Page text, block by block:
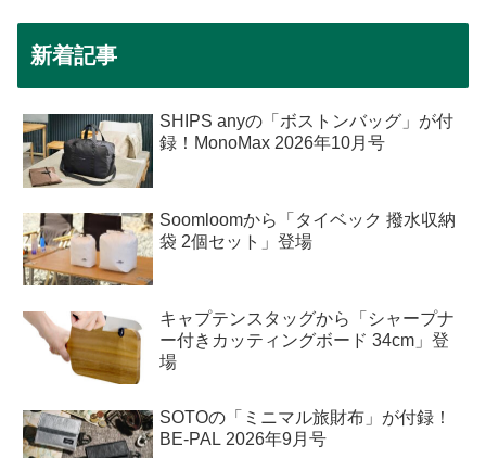
新着記事
SHIPS anyの「ボストンバッグ」が付
録！MonoMax 2026年10月号
Soomloomから「タイベック 撥水収納
袋 2個セット」登場
キャプテンスタッグから「シャープナ
ー付きカッティングボード 34cm」登
場
SOTOの「ミニマル旅財布」が付録！
BE-PAL 2026年9月号